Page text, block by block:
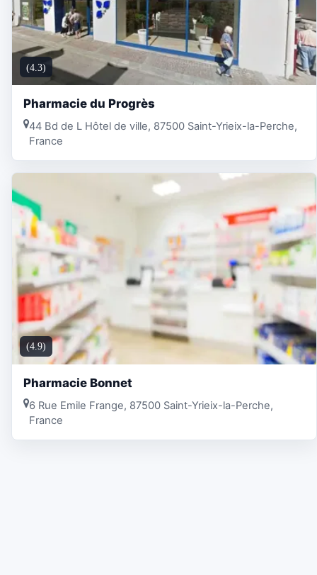
(4.3)
Pharmacie du Progrès
44 Bd de L Hôtel de ville, 87500 Saint-Yrieix-la-Perche,
France
(4.9)
Pharmacie Bonnet
6 Rue Emile Frange, 87500 Saint-Yrieix-la-Perche,
France